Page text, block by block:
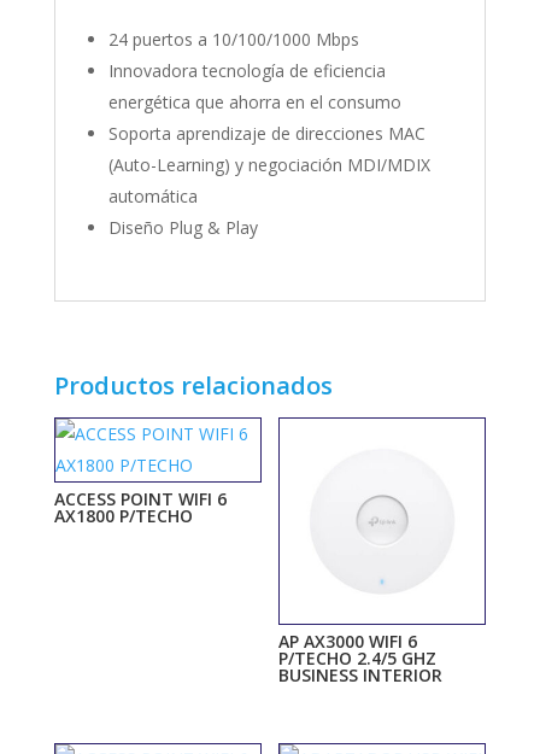
24 puertos a 10/100/1000 Mbps
Innovadora tecnología de eficiencia
energética que ahorra en el consumo
Soporta aprendizaje de direcciones MAC
(Auto-Learning) y negociación MDI/MDIX
automática
Diseño Plug & Play
Productos relacionados
ACCESS POINT WIFI 6
AX1800 P/TECHO
AP AX3000 WIFI 6
P/TECHO 2.4/5 GHZ
BUSINESS INTERIOR